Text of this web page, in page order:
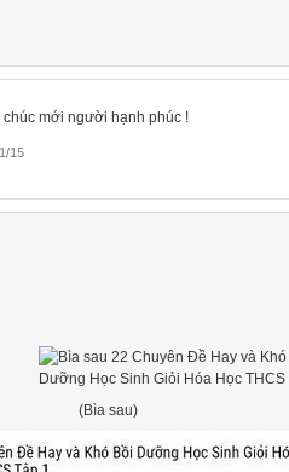
mới người hạnh phúc !
15
(Bìa sau)